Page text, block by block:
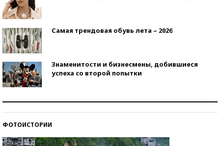
Самая трендовая обувь лета – 2026
Знаменитости и бизнесмены, добившиеся
успеха со второй попытки
ФОТОИСТОРИИ